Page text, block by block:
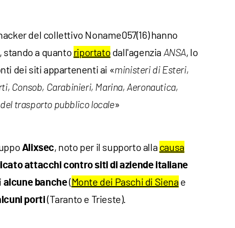
del collettivo Noname057(16) hanno
a quanto riportato dall'agenzia ANSA, lo
dei siti appartenenti ai «ministeri di Esteri,
Consob, Carabinieri, Marina, Aeronautica,
trasporto pubblico locale»
Alixsec, noto per il supporto alla causa
attacchi contro siti di aziende italiane
alcune banche(Monte dei Paschi di Siena e
porti(Taranto e Trieste).